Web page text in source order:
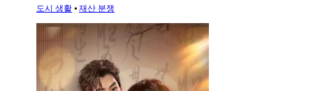
도시 생활 ⦁ 재산 분쟁